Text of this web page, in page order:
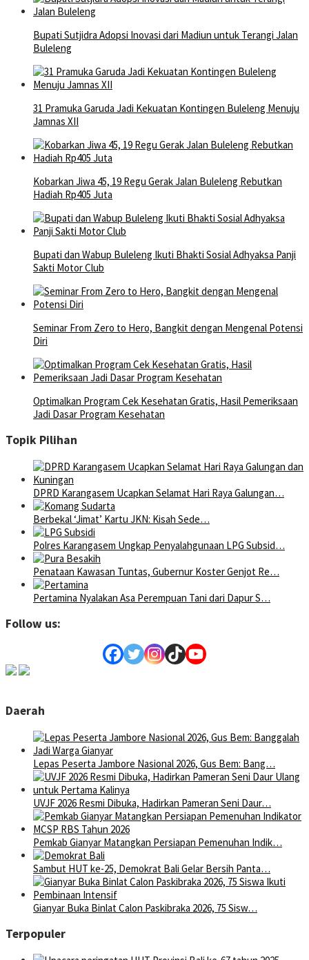
Bupati Sutjidra Adopsi Inovasi dari Madiun untuk Terangi Jalan
Buleleng
31 Pramuka Garuda Jadi Kekuatan Kontingen Buleleng Menuju
Jamnas XII
Kobarkan Jiwa 45, 19 Regu Gerak Jalan Buleleng Rebutkan
Hadiah Rp405 Juta
Bupati dan Wabup Buleleng Ikuti Bhakti Sosial Adhyaksa Panji
Sakti Motor Club
Seminar From Zero to Hero, Bangkit dengan Mengenal Potensi
Diri
Optimalkan Program Cek Kesehatan Gratis, Hasil Pemeriksaan
Jadi Dasar Program Kesehatan
Topik Pilihan
DPRD Karangasem Ucapkan Selamat Hari Raya Galungan…
Berbekal ‘Jimat’ Kartu JKN: Kisah Sede…
Polres Karangasem Ungkap Penyalahgunaan LPG Subsid…
Penataan Kawasan Tuntas, Gubernur Koster Genjot Re…
Pertamina Nyalakan Asa Perempuan Tani dari Dapur S…
Follow us:
Daerah
Lepas Peserta Jambore Nasional 2026, Gus Bem: Bang…
UVJF 2026 Resmi Dibuka, Hadirkan Pameran Seni Daur…
Pemkab Gianyar Matangkan Persiapan Pemenuhan Indik…
Sambut HUT ke-25, Demokrat Bali Gelar Bersih Panta…
Gianyar Buka Binlat Calon Paskibraka 2026, 75 Sisw…
Terpopuler